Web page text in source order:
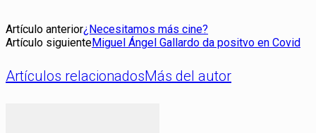
Artículo anterior¿Necesitamos más cine?
Artículo siguienteMiguel Ángel Gallardo da positvo en Covid
Artículos relacionadosMás del autor